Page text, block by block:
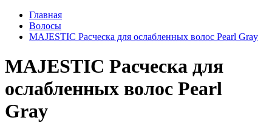
Главная
Волосы
MAJESTIC Расческа для ослабленных волос Pearl Gray
MAJESTIC Расческа для
ослабленных волос Pearl
Gray